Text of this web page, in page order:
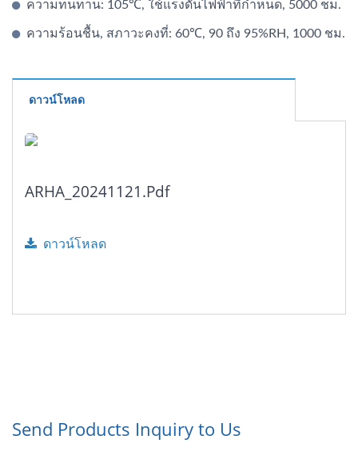
ความทนทาน: 105℃, ใช้แรงดันไฟฟ้าที่กำหนด, 5000 ชม.
ความร้อนชื้น, สภาวะคงที่: 60℃, 90 ถึง 95%RH, 1000 ชม.
ดาวน์โหลด
ARHA_20241121.pdf
ดาวน์โหลด